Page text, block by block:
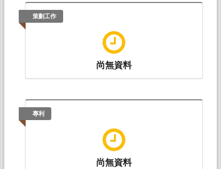
策劃工作
尚無資料
專利
尚無資料